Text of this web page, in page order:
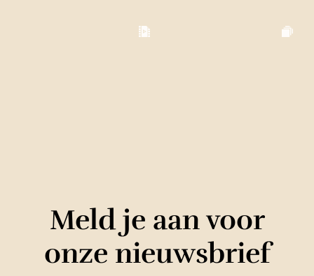
Meld je aan voor
onze nieuwsbrief